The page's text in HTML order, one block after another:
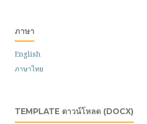
ภาษา
English
ภาษาไทย
TEMPLATE ดาวน์โหลด (DOCX)